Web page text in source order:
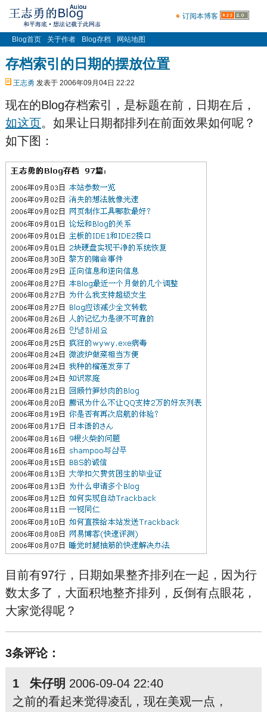
订阅本博客
Blog首页 关于作者 Blog存档 网站地图
存档索引的日期的摆放位置
王志勇 发表于 2006年09月04日 22:22
现在的Blog存档索引，是标题在前，日期在后，
如这页。如果让日期都排列在前面效果如何呢？
如下图：
目前有97行，日期如果整齐排列在一起，因为行
数太多了，大面积地整齐排列，反倒有点眼花，
大家觉得呢？
3条评论：
1 朱仔明 2006-09-04 22:40
之前的看起来觉得凌乱，现在美观一点，